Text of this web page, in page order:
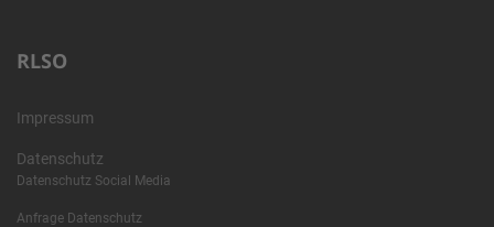
RLSO
Impressum
Datenschutz
Datenschutz Social Media
Anfrage Datenschutz